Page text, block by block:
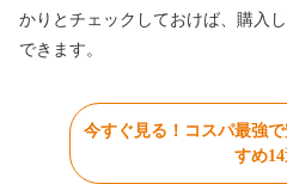
かりとチェックしておけば、購入
できます。
今すぐ見る！コスパ最強
すめ